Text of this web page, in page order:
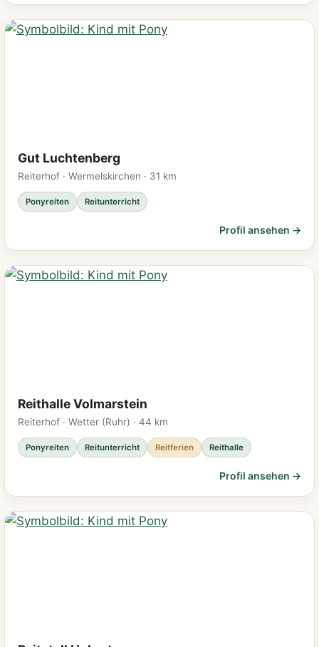
Gut Luchtenberg
Reiterhof · Wermelskirchen · 31 km
Ponyreiten Reitunterricht
Profil ansehen →
Reithalle Volmarstein
Reiterhof · Wetter (Ruhr) · 44 km
Ponyreiten Reitunterricht Reitferien Reithalle
Profil ansehen →